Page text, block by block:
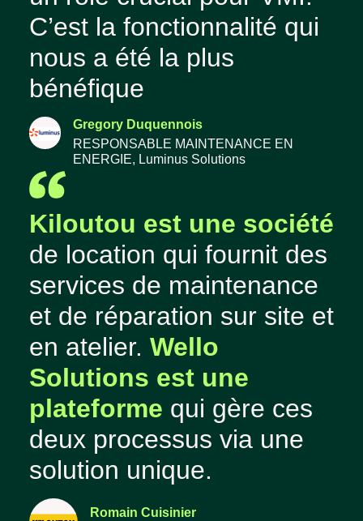
C’est la fonctionnalité qui
nous a été la plus
bénéfique
Gregory Duquennois
RESPONSABLE MAINTENANCE EN
ENERGIE, Luminus Solutions
Kiloutou est une société
de location qui fournit des
services de maintenance
et de réparation sur site et
en atelier. Wello
Solutions est une
plateforme qui gère ces
deux processus via une
solution unique.
Romain Cuisinier